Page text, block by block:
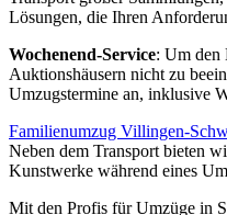
Lösungen, die Ihren
Wochenend-Service: Um den
Auktionshäusern nicht zu
Umzugstermine an, inklusive
Familienumzug Villingen-
Neben dem Transport bieten
Kunstwerke während eines
Mit den Profis für Umzüge in